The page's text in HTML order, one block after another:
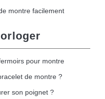
montre facilement
pour montre
de montre ?
son poignet ?